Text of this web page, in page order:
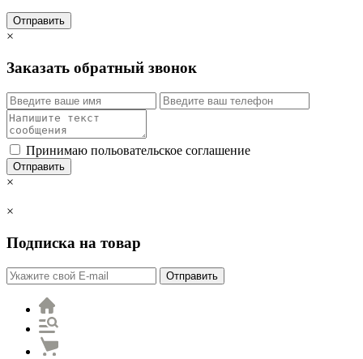
Отправить
×
Заказать обратный звонок
Принимаю польовательское соглашение
Отправить
×
×
Подписка на товар
Отправить